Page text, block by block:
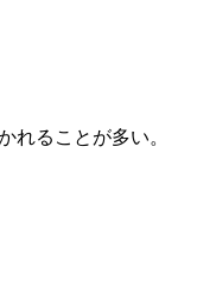
れることが多い。